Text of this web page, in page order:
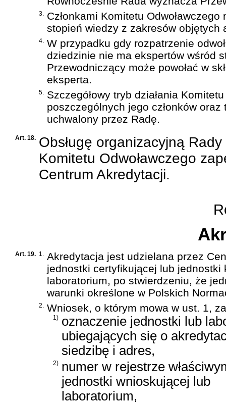
3. Członkami Komitetu
stopień wiedzy z zakresów objętych
4. W przypadku gdy rozpatrzenie
dziedzinie nie ma ekspertów wśród
Przewodniczący może powołać w
eksperta.
5. Szczegółowy tryb działania
poszczególnych jego członków
uchwalony przez Radę.
Art. 18. Obsługę organizacyjną
Komitetu Odwoławczego
Centrum Akredytacji.
Art. 19. 1. Akredytacja jest udzielana przez
jednostki certyfikującej lub
laboratorium, po stwierdzeniu, że
warunki określone w Polskich
2. Wniosek, o którym mowa w ust. 1,
1) oznaczenie jednostki lub
ubiegających się o
siedzibę i adres,
2) numer w rejestrze
jednostki wnioskującej lub
laboratorium,